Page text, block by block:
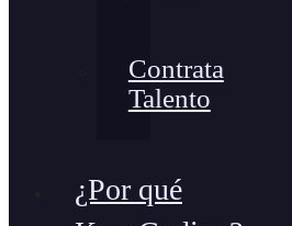
Contrata
Talento
¿Por qué